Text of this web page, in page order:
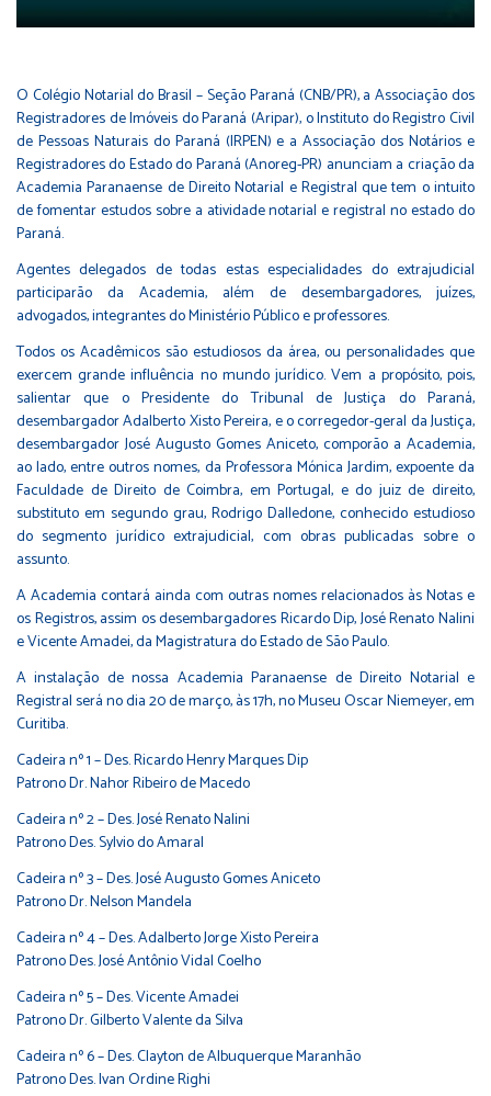
O Colégio Notarial do Brasil – Seção Paraná (CNB/PR), a Associação dos
Registradores de Imóveis do Paraná (Aripar), o Instituto do Registro Civil
de Pessoas Naturais do Paraná (IRPEN) e a Associação dos Notários e
Registradores do Estado do Paraná (Anoreg-PR) anunciam a criação da
Academia Paranaense de Direito Notarial e Registral que tem o intuito
de fomentar estudos sobre a atividade notarial e registral no estado do
Paraná.
Agentes delegados de todas estas especialidades do extrajudicial
participarão da Academia, além de desembargadores, juízes,
advogados, integrantes do Ministério Público e professores.
Todos os Acadêmicos são estudiosos da área, ou personalidades que
exercem grande influência no mundo jurídico. Vem a propósito, pois,
salientar que o Presidente do Tribunal de Justiça do Paraná,
desembargador Adalberto Xisto Pereira, e o corregedor-geral da Justiça,
desembargador José Augusto Gomes Aniceto, comporão a Academia,
ao lado, entre outros nomes, da Professora Mónica Jardim, expoente da
Faculdade de Direito de Coimbra, em Portugal, e do juiz de direito,
substituto em segundo grau, Rodrigo Dalledone, conhecido estudioso
do segmento jurídico extrajudicial, com obras publicadas sobre o
assunto.
A Academia contará ainda com outras nomes relacionados às Notas e
os Registros, assim os desembargadores Ricardo Dip, José Renato Nalini
e Vicente Amadei, da Magistratura do Estado de São Paulo.
A instalação de nossa Academia Paranaense de Direito Notarial e
Registral será no dia 20 de março, às 17h, no Museu Oscar Niemeyer, em
Curitiba.
Cadeira nº 1 – Des. Ricardo Henry Marques Dip
Patrono Dr. Nahor Ribeiro de Macedo
Cadeira nº 2 – Des. José Renato Nalini
Patrono Des. Sylvio do Amaral
Cadeira nº 3 – Des. José Augusto Gomes Aniceto
Patrono Dr. Nelson Mandela
Cadeira nº 4 – Des. Adalberto Jorge Xisto Pereira
Patrono Des. José Antônio Vidal Coelho
Cadeira nº 5 – Des. Vicente Amadei
Patrono Dr. Gilberto Valente da Silva
Cadeira nº 6 – Des. Clayton de Albuquerque Maranhão
Patrono Des. Ivan Ordine Righi